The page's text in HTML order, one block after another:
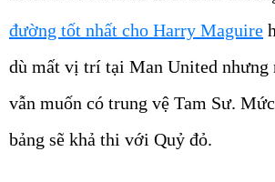
đường tốt nhất cho Harry Maguire
dù mất vị trí tại Man United nhưng
vẫn muốn có trung vệ Tam Sư.
bảng sẽ khả thi với Quỷ đỏ.